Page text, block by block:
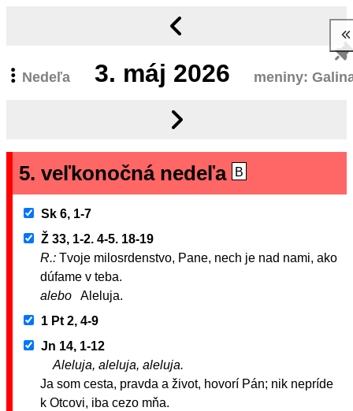
Nedeľa 3. máj 2026 meniny:
5. veľkonočná nedeľa B
Sk 6, 1-7
Ž 33, 1-2. 4-5. 18-19
R.: Tvoje milosrdenstvo, Pane, nech je nad nami, ako
dúfame v teba.
alebo
Aleluja.
1 Pt 2, 4-9
Jn 14, 1-12
Aleluja, aleluja, aleluja.
Ja som cesta, pravda a život, hovorí Pán; nik nepríde
k Otcovi, iba cezo mňa.